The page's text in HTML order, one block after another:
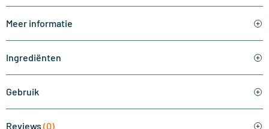
Meer informatie
Ingrediënten
Gebruik
Reviews (0)